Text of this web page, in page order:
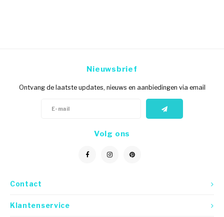
Contact
Nieuwsbrief
Ontvang de laatste updates, nieuws en aanbiedingen via email
Volg ons
Klantenservice